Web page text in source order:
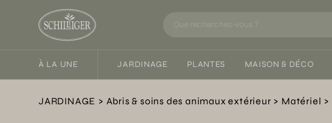
À LA UNE JARDINAGE PLANTES MAISON & DÉCO
JARDINAGE Abris & soins des animaux extérieur Matériel